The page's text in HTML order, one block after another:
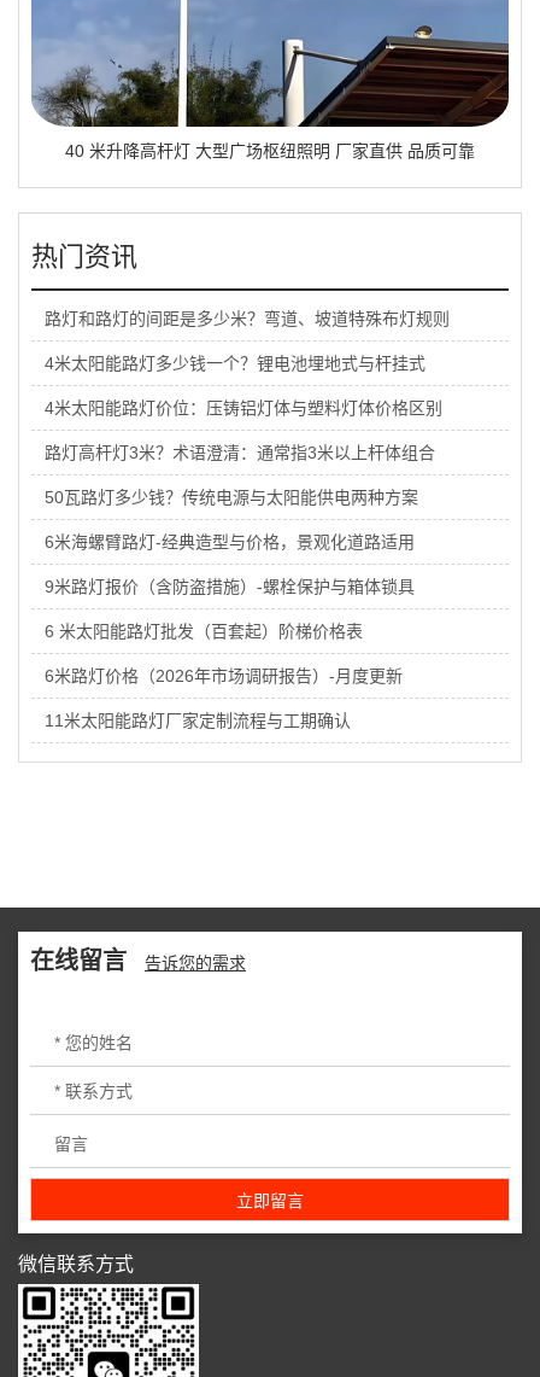
40 米升降高杆灯 大型广场枢纽照明 厂家直供 品质可靠
热门资讯
路灯和路灯的间距是多少米？弯道、坡道特殊布灯规则
4米太阳能路灯多少钱一个？锂电池埋地式与杆挂式
4米太阳能路灯价位：压铸铝灯体与塑料灯体价格区别
路灯高杆灯3米？术语澄清：通常指3米以上杆体组合
50瓦路灯多少钱？传统电源与太阳能供电两种方案
6米海螺臂路灯-经典造型与价格，景观化道路适用
9米路灯报价（含防盗措施）-螺栓保护与箱体锁具
6 米太阳能路灯批发（百套起）阶梯价格表
6米路灯价格（2026年市场调研报告）-月度更新
11米太阳能路灯厂家定制流程与工期确认
在线留言 告诉您的需求
微信联系方式